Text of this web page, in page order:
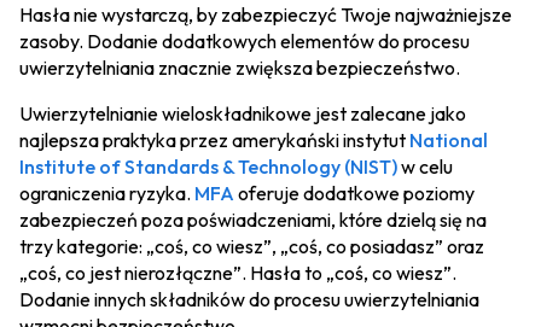
Hasła nie wystarczą, by zabezpieczyć Twoje najważniejsze
zasoby. Dodanie dodatkowych elementów do procesu
uwierzytelniania znacznie zwiększa bezpieczeństwo.
Uwierzytelnianie wieloskładnikowe jest zalecane jako
najlepsza praktyka przez amerykański instytut National
Institute of Standards & Technology (NIST)w celu
ograniczenia ryzyka. MFA oferuje dodatkowe poziomy
zabezpieczeń poza poświadczeniami, które dzielą się na
trzy kategorie: „coś, co wiesz”, „coś, co posiadasz” oraz
„coś, co jest nierozłączne”. Hasła to „coś, co wiesz”.
Dodanie innych składników do procesu uwierzytelniania